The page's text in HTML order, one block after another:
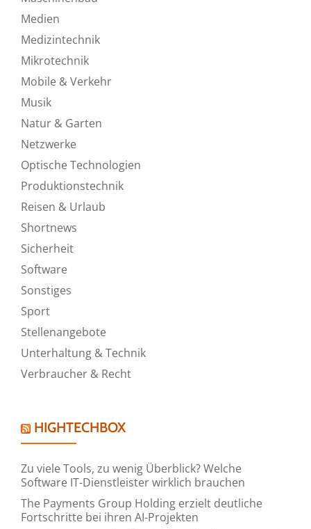
Medien
Medizintechnik
Mikrotechnik
Mobile & Verkehr
Musik
Natur & Garten
Netzwerke
Optische Technologien
Produktionstechnik
Reisen & Urlaub
Shortnews
Sicherheit
Software
Sonstiges
Sport
Stellenangebote
Unterhaltung & Technik
Verbraucher & Recht
HIGHTECHBOX
Zu viele Tools, zu wenig Überblick? Welche
Software IT-Dienstleister wirklich brauchen
The Payments Group Holding erzielt deutliche
Fortschritte bei ihren AI-Projekten